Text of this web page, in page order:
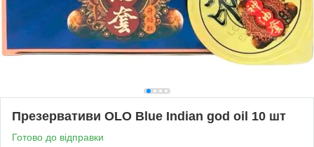
Презервативи OLO Blue Indian god oil 10 шт
Готово до відправки